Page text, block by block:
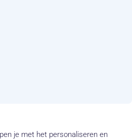
je met het personaliseren en